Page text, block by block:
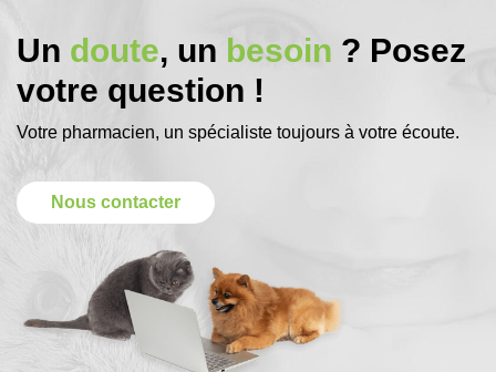
Un doute, un besoin ? Posez
votre question !
Votre pharmacien, un spécialiste toujours à votre écoute.
Nous contacter